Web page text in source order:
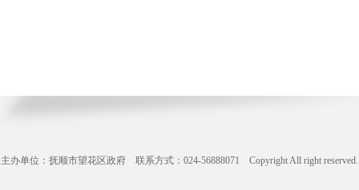
主办单位：抚顺市望花区政府 联系方式：024-56888071 Copyright All right